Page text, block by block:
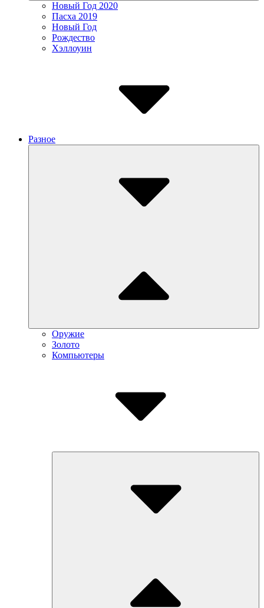
Новый Год 2020
Пасха 2019
Новый Год
Рождество
Хэллоуин
Разное
Оружие
Золото
Компьютеры